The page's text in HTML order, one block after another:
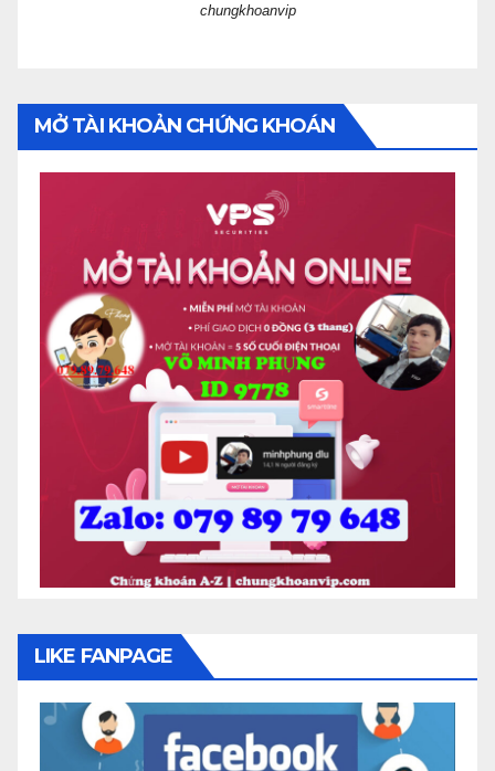
chungkhoanvip
MỞ TÀI KHOẢN CHỨNG KHOÁN
LIKE FANPAGE